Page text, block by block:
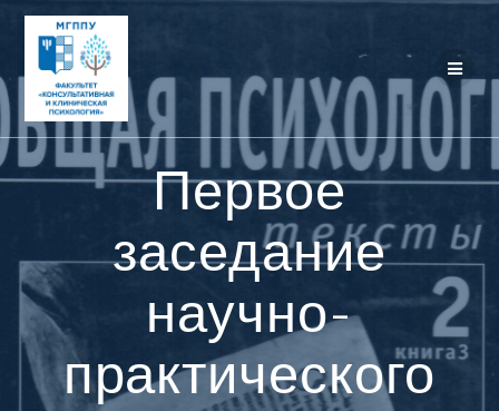
Первое
заседание
научно-
практического